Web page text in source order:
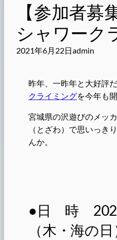
【参加者募
シャワーク
2021年6月22日admin
昨年、一昨年と大好評
クライミングを今年も
宮城県の沢遊びのメッ
（とざわ）で思いっき
んか。
●日 時
（木・海の